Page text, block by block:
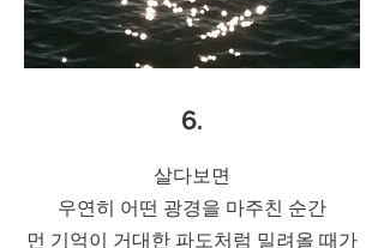
6.
살다보면
우연히 어떤 광경을 마주친 순간
먼 기억이 거대한 파도처럼 밀려올 때가